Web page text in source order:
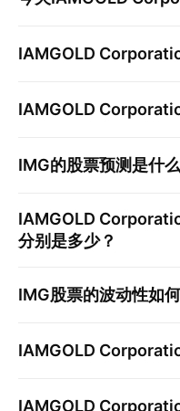
IAMGOLD
IAMGOLD
IMG的股票预测是什
IAMGOLD
分别是多少？
IMG股票的波动性如
IAMGOLD
IAMGOLD